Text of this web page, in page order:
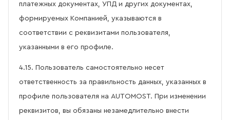
платежных документах, УПД и других документах,
формируемых Компанией, указываются в
соответствии с реквизитами пользователя,
указанными в его профиле.
4.15. Пользователь самостоятельно несет
ответственность за правильность данных, указанных в
профиле пользователя на AUTOMOST. При изменении
реквизитов, вы обязаны незамедлительно внести